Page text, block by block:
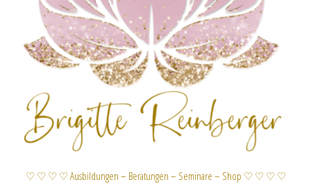
♡ ♡ ♡ ♡ Ausbildungen – Beratungen – Seminare – Shop ♡ ♡ ♡ ♡